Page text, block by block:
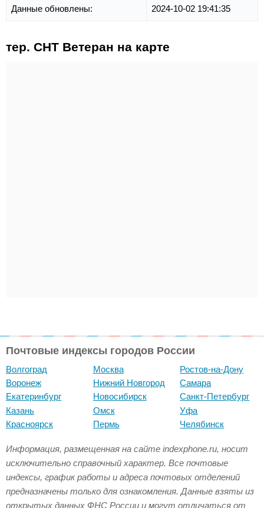
Данные обновлены: 2024-10-02 19:41:35
тер. СНТ Ветеран на карте
Почтовые индексы городов России
Волгоград
Воронеж
Екатеринбург
Казань
Красноярск
Москва
Нижний Новгород
Новосибирск
Омск
Пермь
Ростов-на-Дону
Самара
Санкт-Петербург
Уфа
Челябинск
Информация, размещенная на сайте indexphone.ru, носит
исключительно справочный характер. Все почтовые
индексы, график работы и адреса почтовых отделений
предназначены только для ознакомления. Данные взяты из
открытых данных ФНС России и могут отличаться от